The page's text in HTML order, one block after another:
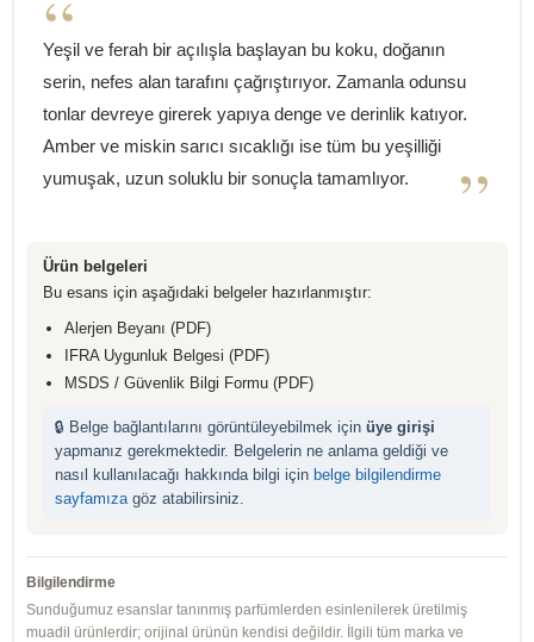
“
Yeşil ve ferah bir açılışla başlayan bu koku, doğanın
serin, nefes alan tarafını çağrıştırıyor. Zamanla odunsu
tonlar devreye girerek yapıya denge ve derinlik katıyor.
Amber ve miskin sarıcı sıcaklığı ise tüm bu yeşilliği
yumuşak, uzun soluklu bir sonuçla tamamlıyor.
”
Ürün belgeleri
Bu esans için aşağıdaki belgeler hazırlanmıştır:
Alerjen Beyanı (PDF)
IFRA Uygunluk Belgesi (PDF)
MSDS / Güvenlik Bilgi Formu (PDF)
🔒 Belge bağlantılarını görüntüleyebilmek için üye girişi
yapmanız gerekmektedir. Belgelerin ne anlama geldiği ve
nasıl kullanılacağı hakkında bilgi için belge bilgilendirme
sayfamıza göz atabilirsiniz.
Bilgilendirme
Sunduğumuz esanslar tanınmış parfümlerden esinlenilerek üretilmiş
muadil ürünlerdir; orijinal ürünün kendisi değildir. İlgili tüm marka ve